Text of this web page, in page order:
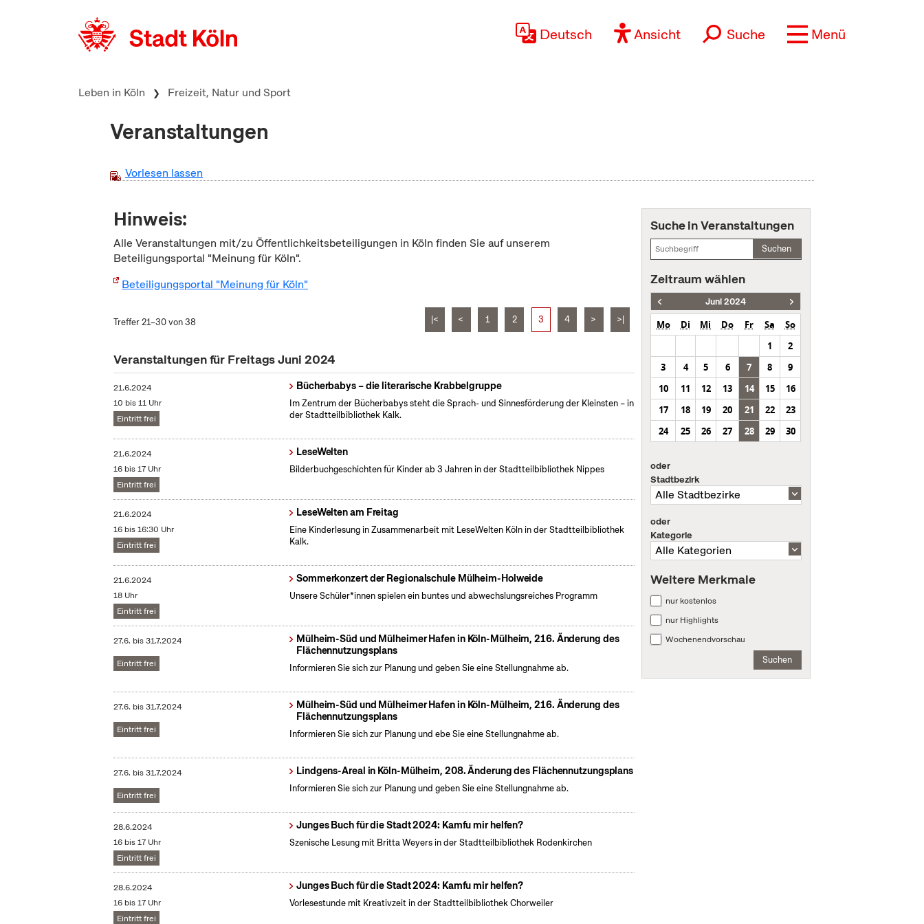
Deutsch Ansicht Suche Menü
Leben in Köln Freizeit, Natur und Sport
Veranstaltungen
Vorlesen lassen
Hinweis:
Alle Veranstaltungen mit/zu Öffentlichkeitsbeteiligungen in Köln finden Sie auf unserem
Beteiligungsportal "Meinung für Köln".
Beteiligungsportal "Meinung für Köln"
Treffer 21–30 von 38 |< < 1 2 3 4 > >|
Veranstaltungen für Freitags Juni 2024
21.6.2024
10 bis 11 Uhr
Eintritt frei
Bücherbabys – die literarische Krabbelgruppe
Im Zentrum der Bücherbabys steht die Sprach- und Sinnesförderung der Kleinsten – in
der Stadtteilbibliothek Kalk.
21.6.2024
16 bis 17 Uhr
Eintritt frei
LeseWelten
Bilderbuchgeschichten für Kinder ab 3 Jahren in der Stadtteilbibliothek Nippes
21.6.2024
16 bis 16:30 Uhr
Eintritt frei
LeseWelten am Freitag
Eine Kinderlesung in Zusammenarbeit mit LeseWelten Köln in der Stadtteilbibliothek
Kalk.
21.6.2024
18 Uhr
Eintritt frei
Sommerkonzert der Regionalschule Mülheim-Holweide
Unsere Schüler*innen spielen ein buntes und abwechslungsreiches Programm
27.6. bis31.7.2024
Eintritt frei
Mülheim-Süd und Mülheimer Hafen in Köln-Mülheim, 216. Änderung des
Flächennutzungsplans
Informieren Sie sich zur Planung und geben Sie eine Stellungnahme ab.
27.6. bis31.7.2024
Eintritt frei
Mülheim-Süd und Mülheimer Hafen in Köln-Mülheim, 216. Änderung des
Flächennutzungsplans
Informieren Sie sich zur Planung und ebe Sie eine Stellungnahme ab.
27.6. bis31.7.2024
Eintritt frei
Lindgens-Areal in Köln-Mülheim, 208. Änderung des Flächennutzungsplans
Informieren Sie sich zur Planung und geben Sie eine Stellungnahme ab.
28.6.2024
16 bis 17 Uhr
Eintritt frei
Junges Buch für die Stadt 2024: Kamfu mir helfen?
Szenische Lesung mit Britta Weyers in der Stadtteilbibliothek Rodenkirchen
28.6.2024
16 bis 17 Uhr
Eintritt frei
Junges Buch für die Stadt 2024: Kamfu mir helfen?
Vorlesestunde mit Kreativzeit in der Stadtteilbibliothek Chorweiler
Suche in Veranstaltungen
Suchen
Zeitraum wählen
Juni 2024
Mo Di Mi Do Fr Sa
So
1
2
3
4 5 6 7 8
9
10
11 12 13 14 15
16
17
18 19 20 21 22
23
24
25 26 27 28 29 30
oder
Stadtbezirk
oder
Kategorie
Weitere Merkmale
nur kostenlos
nur Highlights
Wochenendvorschau
Suchen